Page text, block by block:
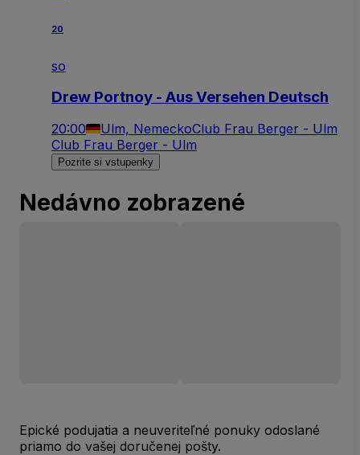
20
so
Drew Portnoy - Aus Versehen Deutsch
20:00 Ulm, NemeckoClub Frau Berger - Ulm
Club Frau Berger - Ulm
Pozrite si vstupenky
Nedávno zobrazené
Epické podujatia a neuveriteľné ponuky odoslané
priamo do vašej doručenej pošty.